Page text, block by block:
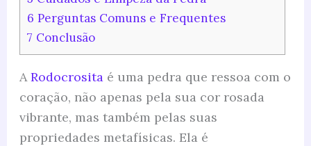
6 Perguntas Comuns e Frequentes
7 Conclusão
ARodocrositaé uma pedra que ressoa com o
coração, não apenas pela sua cor rosada
vibrante, mas também pelas suas
propriedades metafísicas. Ela é